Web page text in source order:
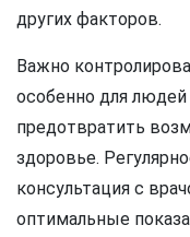
других факторов.
Важно
особенно для
предотвратить
здоровье.
консультация с
оптимальные